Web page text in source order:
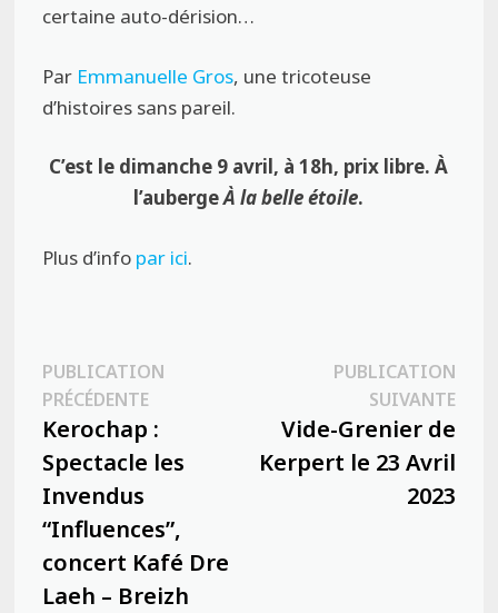
certaine auto-dérision…
Par Emmanuelle Gros, une tricoteuse
d’histoires sans pareil.
C’est le dimanche 9 avril, à 18h, prix libre. À
l’aubergeÀ la belle étoile.
Plus d’info par ici.
Navigation
de
l’article
PUBLICATION
PRÉCÉDENTEPublication
précédente :
Kerochap :
Spectacle les
Invendus
“Influences”,
concert Kafé Dre
Laeh – Breizh
PUBLICATION
SUIVANTE
Vide-Grenier de
Kerpert le 23 Avril
2023